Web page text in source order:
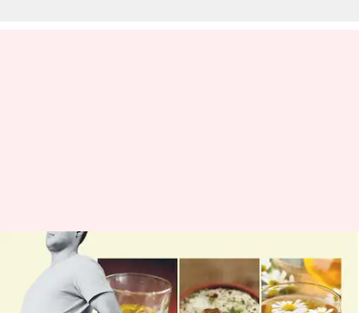
Menderita diare? Berikut
adalah obat rumahan yang
telah dicoba dan diuji